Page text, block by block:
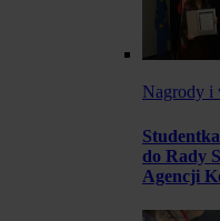
Nagrody i
do Rady
Agencji